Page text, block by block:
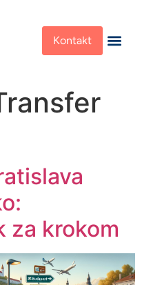
Kontakt
za krokom